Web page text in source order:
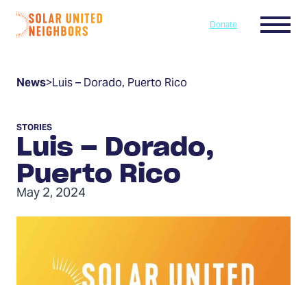
Skip to content
Home
Donate Menu
News>Luis – Dorado, Puerto Rico
Luis – Dorado,
Puerto Rico
STORIES
May 2, 2024